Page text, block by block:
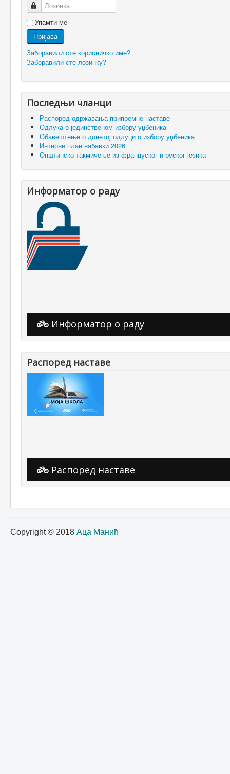
Лозинка
Упамти ме
Пријава
Заборавили сте корисничко име?
Заборавили сте лозинку?
Последњи чланци
Распоред одржавања припремне наставе
Одлука о јединственом избору уџбеника
Обавештење о донетој одлуци о избору уџбеника
Интерни план набавки 2026
Општинско такмичење из француског и руског језика
Информатор о раду
Информатор о раду
Распоред наставе
Распоред наставе
Copyright © 2018 Аца Манић